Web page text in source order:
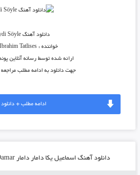
دانلود آهنگ Haydi Söyle از Ibrahim Tatlises
خواننده :Ibrahim Tatlises
ارائه شده توسط رسانه آنلاین
جهت دانلود به ادامه مطلب مراجعه
ادامه مطلب + دانلود
دانلود آهنگ اسماعیل یکا دامار دامار Ismail Yk Damar Damar